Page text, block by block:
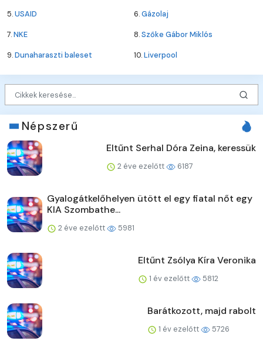
5.USAID 6.Gázolaj
7.NKE 8.Szőke Gábor Miklós
9.Dunaharaszti baleset 10.Liverpool
Népszerű
Eltűnt Serhal Dóra Zeina, keressük
2 éve ezelőtt 6187
Gyalogátkelőhelyen ütött el egy fiatal nőt egy
KIA Szombathe...
2 éve ezelőtt 5981
Eltűnt Zsólya Kíra Veronika
1 év ezelőtt 5812
Barátkozott, majd rabolt
1 év ezelőtt 5726